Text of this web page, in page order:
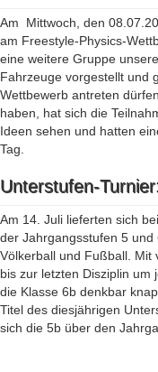
Am Mittwoch, den
am Freestyle-Physics-
eine weitere Gruppe
Fahrzeuge vorgestellt und
Wettbewerb antreten
haben, hat sich die
Ideen sehen und hatten
Tag.
Unterstufen-
Am 14. Juli lieferten sich
der Jahrgangsstufen 5 und
Völkerball und Fußball. Mit
bis zur letzten Disziplin um
die Klasse 6b denkbar
Titel des diesjährigen
sich die 5b über den